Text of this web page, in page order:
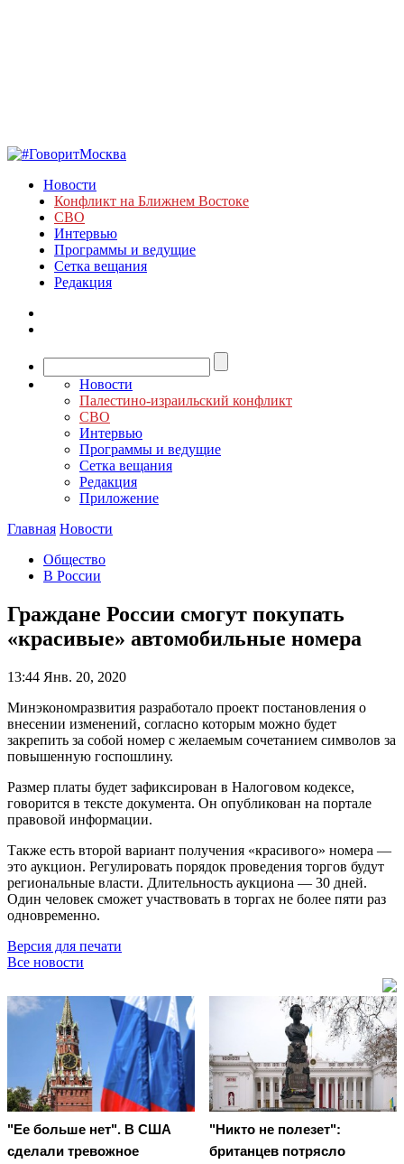
Новости
Конфликт на Ближнем Востоке
СВО
Интервью
Программы и ведущие
Сетка вещания
Редакция
Новости
Палестино-израильский конфликт
СВО
Интервью
Программы и ведущие
Сетка вещания
Редакция
Приложение
Главная Новости
Общество
В России
Граждане России смогут покупать
«красивые» автомобильные номера
13:44 Янв. 20, 2020
Минэкономразвития разработало проект постановления о
внесении изменений, согласно которым можно будет
закрепить за собой номер с желаемым сочетанием символов за
повышенную госпошлину.
Размер платы будет зафиксирован в Налоговом кодексе,
говорится в тексте документа. Он опубликован на портале
правовой информации.
Также есть второй вариант получения «красивого» номера —
это аукцион. Регулировать порядок проведения торгов будут
региональные власти. Длительность аукциона — 30 дней.
Один человек сможет участвовать в торгах не более пяти раз
одновременно.
Версия для печати
Все новости
"Ее больше нет". В США
сделали тревожное
"Никто не полезет":
британцев потрясло